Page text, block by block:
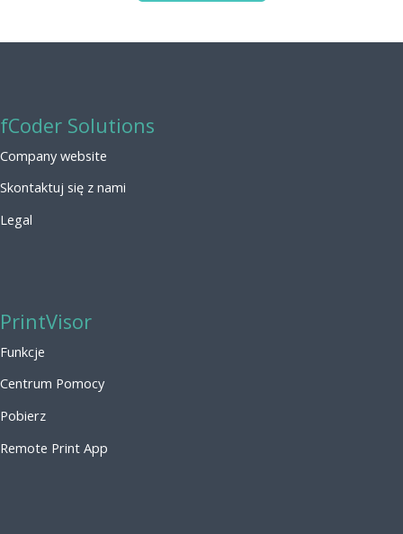
fCoder Solutions
Company website
Skontaktuj się z nami
Legal
PrintVisor
Funkcje
Centrum Pomocy
Pobierz
Remote Print App